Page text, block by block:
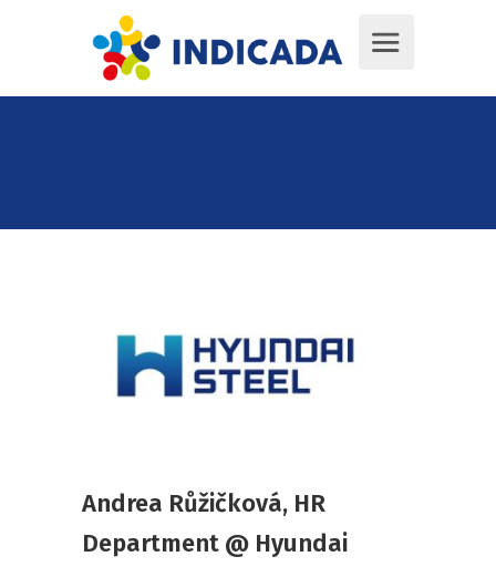
Andrea Růžičková, HR
Department @ Hyundai